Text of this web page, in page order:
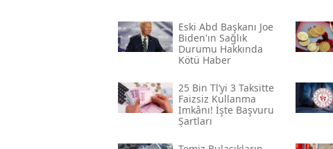
Eski Abd Başkanı Joe
Biden'ın Sağlık
Durumu Hakkında
Kötü Haber
25 Bin Tl’yi 3 Taksitte
Faizsiz Kullanma
Imkânı! İşte Başvuru
Şartları